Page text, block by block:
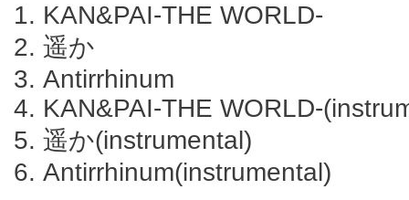
1. KAN&PAI-THE WORLD-
2. 遥か
3. Antirrhinum
4. KAN&PAI-THE WORLD-
5. 遥か(instrumental)
6. Antirrhinum(instrumental)